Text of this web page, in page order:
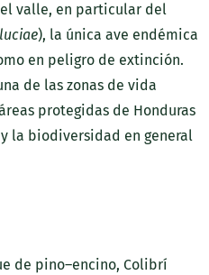
de pino–encino Colibrí
valle, en particular del
), la única ave endémica
en peligro de extinción.
de las zonas de vida
protegidas de Honduras
la biodiversidad en general